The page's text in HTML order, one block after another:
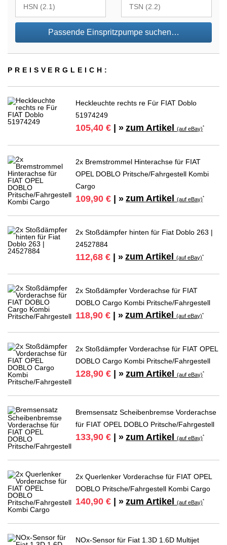
Passende Einspritzpumpe suchen…
PREIS­VER­GLEICH:
Heckleuchte rechts re Für FIAT Doblo
51974249
105,40 € | » zum Artikel(auf eBay)*
2x Bremstrommel Hinterachse für FIAT
OPEL DOBLO Pritsche/Fahrgestell Kombi
Cargo
109,90 € | » zum Artikel(auf eBay)*
2x Stoßdämpfer hinten für Fiat Doblo 263 |
24527884
112,68 € | » zum Artikel(auf eBay)*
2x Stoßdämpfer Vorderachse für FIAT
DOBLO Cargo Kombi Pritsche/Fahrgestell
118,90 € | » zum Artikel(auf eBay)*
2x Stoßdämpfer Vorderachse für FIAT OPEL
DOBLO Cargo Kombi Pritsche/Fahrgestell
128,90 € | » zum Artikel(auf eBay)*
Bremsensatz Scheibenbremse Vorderachse
für FIAT OPEL DOBLO Pritsche/Fahrgestell
133,90 € | » zum Artikel(auf eBay)*
2x Querlenker Vorderachse für FIAT OPEL
DOBLO Pritsche/Fahrgestell Kombi Cargo
140,90 € | » zum Artikel(auf eBay)*
NOx-Sensor für Fiat 1.3D 1.6D Multijet